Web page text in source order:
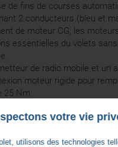
de fins de courses
2 conducteurs (bleu et
de moteur CG, les
essentielles du volets
de radio mobile et un
moteur rigide pour
25 Nm.
: votre vie
utilisons des technologies